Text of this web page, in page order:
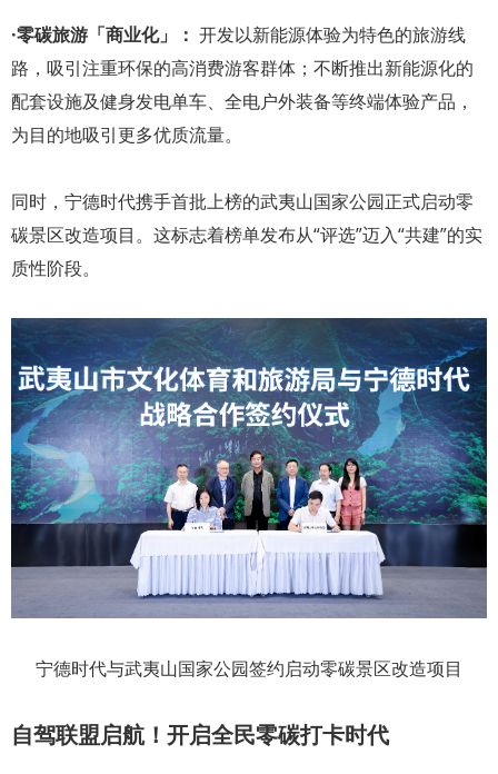
·零碳旅游「商业化」： 开发以新能源体验为特色的旅游线
路，吸引注重环保的高消费游客群体；不断推出新能源化的
配套设施及健身发电单车、全电户外装备等终端体验产品，
为目的地吸引更多优质流量。
同时，宁德时代携手首批上榜的武夷山国家公园正式启动零
碳景区改造项目。这标志着榜单发布从“评选”迈入“共建”的实
质性阶段。
宁德时代与武夷山国家公园签约启动零碳景区改造项目
自驾联盟启航！开启全民零碳打卡时代